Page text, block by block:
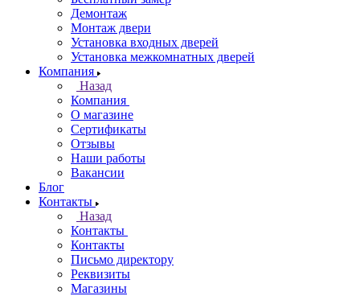
Демонтаж
Монтаж двери
Установка входных дверей
Установка межкомнатных дверей
Компания
Назад
Компания
О магазине
Сертификаты
Отзывы
Наши работы
Вакансии
Блог
Контакты
Назад
Контакты
Контакты
Письмо директору
Реквизиты
Магазины